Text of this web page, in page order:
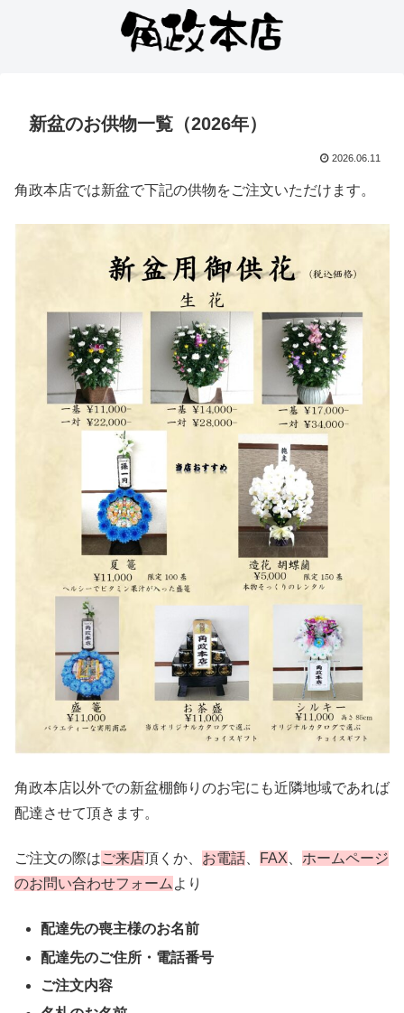
新盆のお供物一覧（2026年）
2026.06.11
角政本店では新盆で下記の供物をご注文いただけます。
角政本店以外での新盆棚飾りのお宅にも近隣地域であれば
配達させて頂きます。
ご注文の際はご来店頂くか、 お電話 FAX
ホームページ
のお問い合わせフォーム より
配達先の喪主様のお名前
配達先のご住所・電話番号
ご注文内容